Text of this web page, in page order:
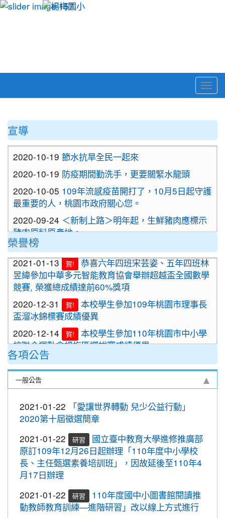
宣導
2020-10-19 節水抗旱全民一起來
2020-10-19 防疫期間勤洗手，更要關緊水龍頭
2020-10-05 109年流感疫苗開打了，10月5日起守護
最重要的人，桃園市政府關心您。
2020-09-24 ＜新制上路＞明年起，生鮮豬肉應標示
豬肉原料原產地。
2020-09-24
原料原產地。
2020-09-24＜新制上路＞明年起，貢丸水餃等應標
示豬肉原料原產地
2020-09-09
重要
『109年國家防災日演習』地震速
報演練，臨震應變「趴下、掩護、穩住」
『Earthquake Disaster Drill』
2020-09-08 重要
車子在走，駕照要有。 交通部及
桃園市政府關心您！
2020-09-08
停一下海闊天空，讓一下保百年
身。 交通部及桃園市政府關心您！
2020-09-08
重要
清晨夜晚穿亮衣，運動散步才放
心。 交通部與桃園市政府關心您！
2020-10-19節水抗旱全民一起來
2020-10-19防疫期間勤洗手，更要關緊水龍頭
2020-10-05109年流感疫苗開打了，10月5日起守護
最重要的人，桃園市政府關心您。
2020-09-24＜新制上路＞明年起，生鮮豬肉應標示
豬肉原料原產地。
榮譽榜
2021-01-13 賀!
恭喜六年四班宋芸姿、五年四班林
昱緯參加中華多元智能教育協會舉辦超越盃全國數學
競賽, 榮獲總成績達前60%獎項
2020-12-31
賀!
本校學生參加109年桃園市理事長
盃溜冰錦標賽成績優異
2020-12-14
賀!
本校學生參加110年桃園市中小學
校聯合運動會楊梅區選拔賽成績優異
2020-12-10
園圍棋對抗賽 成績優異
2020-11-17 賀!
本校學生參加臺北市109年第38屆
中正盃溜冰錦標賽成績優異
2020-11-16 賀!
恭賀本校六年四班學生林恩如參加
類(國小組)第二名
2020-11-06 賀!
本校學生參加2020年壢運盃羽球錦
標賽成績優異
賀!
本校學生參加109年桃園市議長盃
跆拳道錦標賽成績優異
各項公告
一般公告
2021-01-22
「愛讓世界轉動 兒少公益行動」
2020第十屆徵選簡章
2021-01-22
研習
國立臺中教育大學進修推廣部
原訂109年12月26日起辦理「110年度中小學校
長、主任甄選素養培訓班」，因故延後至110年4
月17日辦理
2021-01-22
研習
110年度國中小圖書館閱讀推
動教師教育訓練—進階研習」改以線上方式進行